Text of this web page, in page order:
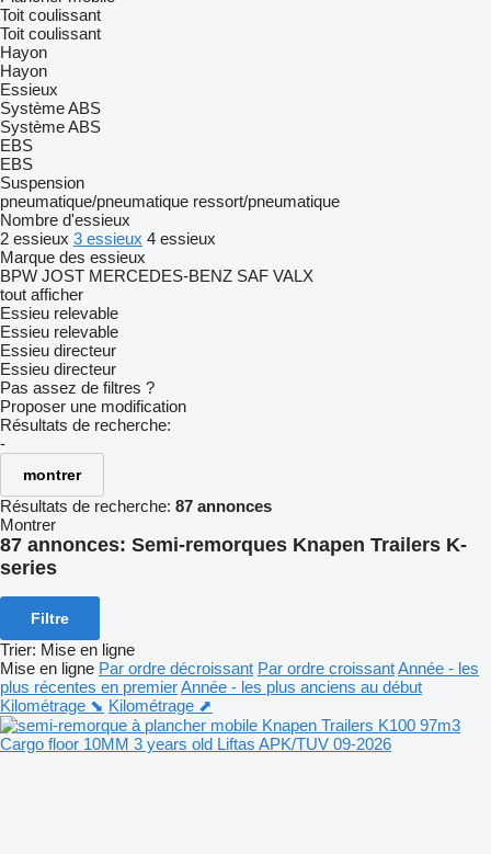
Toit coulissant
Toit coulissant
Hayon
Hayon
Essieux
Système ABS
Système ABS
EBS
EBS
Suspension
pneumatique/pneumatique ressort/pneumatique
Nombre d'essieux
2 essieux 3 essieux 4 essieux
Marque des essieux
BPW JOST MERCEDES-BENZ SAF VALX
tout afficher
Essieu relevable
Essieu relevable
Essieu directeur
Essieu directeur
Pas assez de filtres ?
Proposer une modification
Résultats de recherche:
-
montrer
Résultats de recherche: 87 annonces
Montrer
87 annonces: Semi-remorques Knapen Trailers K-
series
Filtre
Trier: Mise en ligne
Mise en ligne Par ordre décroissant Par ordre croissantAnnée - les
plus récentes en premierAnnée - les plus anciens au début
Kilométrage ⬊ Kilométrage ⬈